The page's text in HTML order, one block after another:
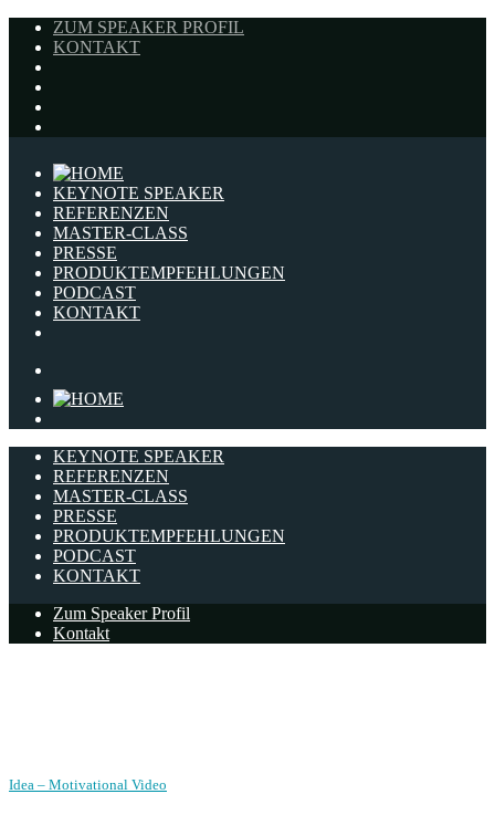
ZUM SPEAKER PROFIL
KONTAKT
KEYNOTE SPEAKER
REFERENZEN
MASTER-CLASS
PRESSE
PRODUKTEMPFEHLUNGEN
PODCAST
KONTAKT
KEYNOTE SPEAKER
REFERENZEN
MASTER-CLASS
PRESSE
PRODUKTEMPFEHLUNGEN
PODCAST
KONTAKT
Zum Speaker Profil
Kontakt
Idea – Motivational Video